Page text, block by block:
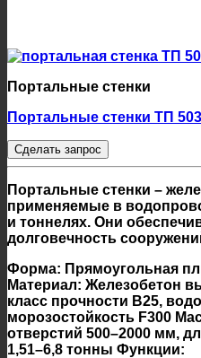
Портальные стенки
Портальные стенки ТП
Сделать запрос
Портальные стенки –
применяемые в
и тоннелях. Они
долговечность
Форма: Прямоугольная
Материал: Железобетон
класс прочности В25,
морозостойкость F300
отверстий 500–2000 мм,
1,51–6,8 тонны Функции: